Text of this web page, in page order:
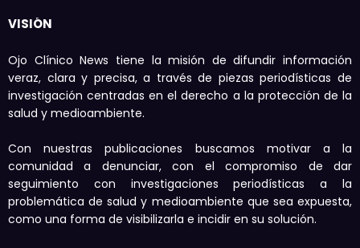
VISIÓN
Ojo Clínico News tiene la misión de difundir información
veraz, clara y precisa, a través de piezas periodísticas de
investigación centradas en el derecho a la protección de la
salud y medioambiente.
Con nuestras publicaciones buscamos motivar a la
comunidad a denunciar, con el compromiso de dar
seguimiento con investigaciones periodísticas a la
problemática de salud y medioambiente que sea expuesta,
como una forma de visibilizarla e incidir en su solución.